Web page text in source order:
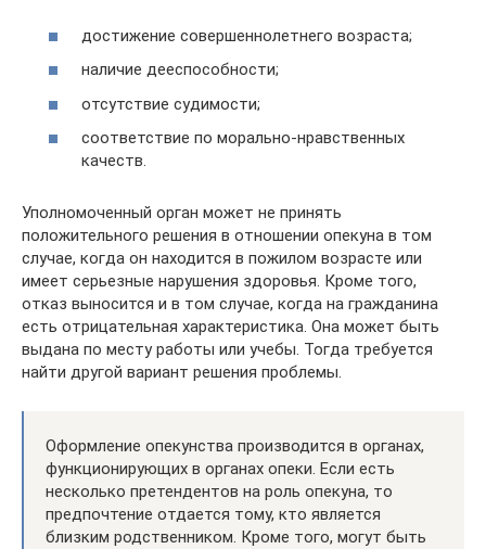
достижение совершеннолетнего возраста;
наличие дееспособности;
отсутствие судимости;
соответствие по морально-нравственных
качеств.
Уполномоченный орган может не принять
положительного решения в отношении опекуна в том
случае, когда он находится в пожилом возрасте или
имеет серьезные нарушения здоровья. Кроме того,
отказ выносится и в том случае, когда на гражданина
есть отрицательная характеристика. Она может быть
выдана по месту работы или учебы. Тогда требуется
найти другой вариант решения проблемы.
Оформление опекунства производится в органах,
функционирующих в органах опеки. Если есть
несколько претендентов на роль опекуна, то
предпочтение отдается тому, кто является
близким родственником. Кроме того, могут быть